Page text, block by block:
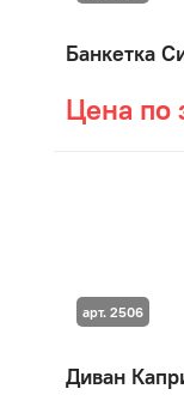
Банкетка
Цена по
Диван
арт. 2506